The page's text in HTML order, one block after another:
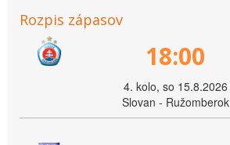
Rozpis zápasov
18:00
4. kolo, so 15.8.2026
Slovan - Ružomberok